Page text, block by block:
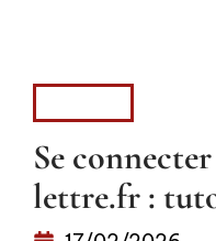
Se
lettre.fr :